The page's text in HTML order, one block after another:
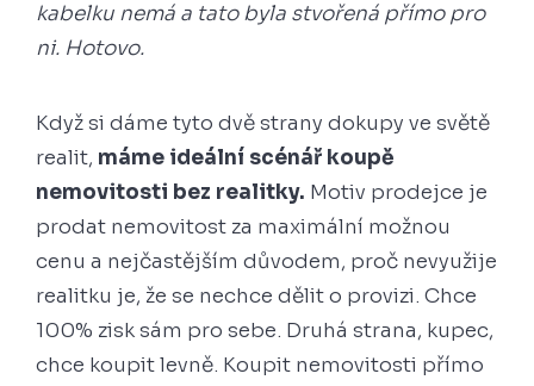
kabelku nemá a tato byla stvořená přímo pro
ni. Hotovo.
Když si dáme tyto dvě strany dokupy ve světě
realit, máme ideální scénář koupě
nemovitosti bez realitky. Motiv prodejce je
prodat nemovitost za maximální možnou
cenu a nejčastějším důvodem, proč nevyužije
realitku je, že se nechce dělit o provizi. Chce
100% zisk sám pro sebe. Druhá strana, kupec,
chce koupit levně. Koupit nemovitosti přímo